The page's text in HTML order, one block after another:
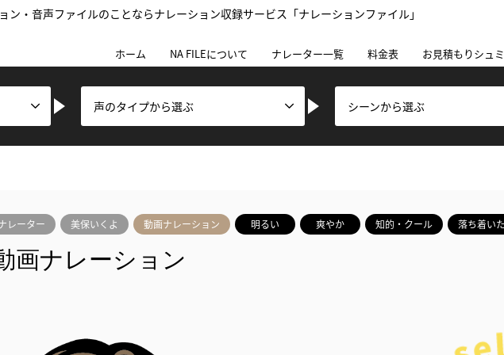
ン・音声ファイルのことならナレーション収録サービス「ナレーションファイル」
ホーム NA FILEについて ナレーター一覧 料金表 お見積もりシュ
声のタイプから選ぶ シーンから選ぶ
レーター 美保いくよ 動画ナレーション 明るい 爽やか 知的・クール 落ち着い
画ナレーション